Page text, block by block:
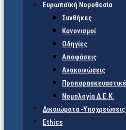
Ευρωπαϊκή Νομοθεσία
Συνθήκες
Κανονισμοί
Οδηγίες
Αποφάσεις
Ανακοινώσεις
Νομολογία Δ.Ε.Κ.
Δικαιώματα -
Ethics